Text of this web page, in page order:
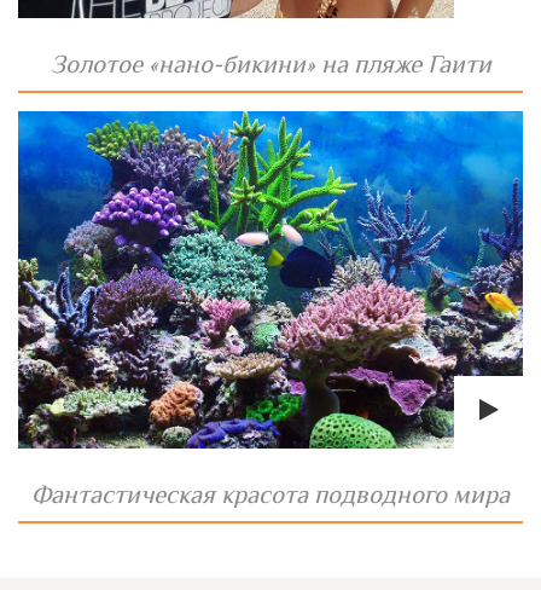
Золотое «нано-бикини» на пляже Гаити
Фантастическая красота подводного мира